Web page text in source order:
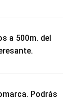
a 500m. del
Podrás